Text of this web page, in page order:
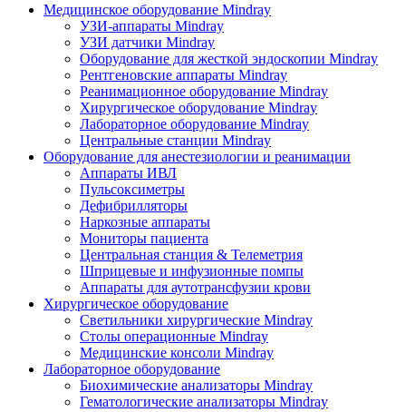
Медицинское оборудование Mindray
УЗИ-аппараты Mindray
УЗИ датчики Mindray
Оборудование для жесткой эндоскопии Mindray
Рентгеновские аппараты Mindray
Реанимационное оборудование Mindray
Хирургическое оборудование Mindray
Лабораторное оборудование Mindray
Центральные станции Mindray
Оборудование для анестезиологии и реанимации
Аппараты ИВЛ
Пульсоксиметры
Дефибрилляторы
Наркозные аппараты
Мониторы пациента
Центральная станция & Телеметрия
Шприцевые и инфузионные помпы
Аппараты для аутотрансфузии крови
Хирургическое оборудование
Светильники хирургические Mindray
Столы операционные Mindray
Медицинские консоли Mindray
Лабораторное оборудование
Биохимические анализаторы Mindray
Гематологические анализаторы Mindray